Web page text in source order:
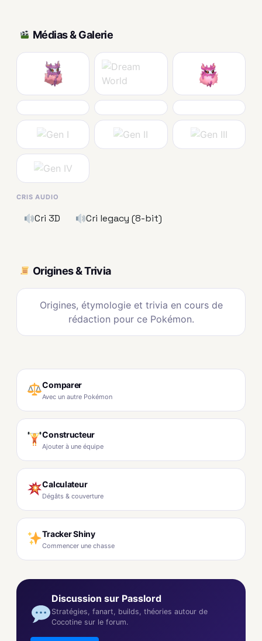
Médias & Galerie
CRIS AUDIO
Cri 3D Cri legacy (8-bit)
Origines & Trivia
Origines, étymologie et trivia en cours de
rédaction pour ce Pokémon.
Comparer
Avec un autre Pokémon
Constructeur
Ajouter à une équipe
Calculateur
Dégâts & couverture
Tracker Shiny
Commencer une chasse
Discussion sur Passlord
Stratégies, fanart, builds, théories autour de
Cocotine sur le forum.